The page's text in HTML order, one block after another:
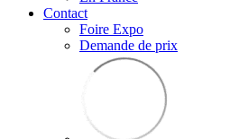
Contact
Foire Expo
Demande de prix